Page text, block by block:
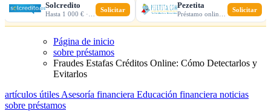
Solcredito Solicitar Pezetita Solicitar
Página de inicio
sobre préstamos
Fraudes Estafas Créditos Online: Cómo Detectarlos y
Evitarlos
artículos útiles Asesoría financiera Educación financiera noticias
sobre préstamos